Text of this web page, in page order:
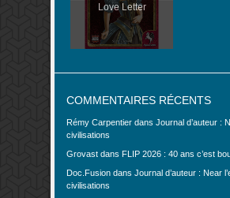
Love Letter
COMMENTAIRES RÉCENTS
Rémy Carpentier dans Journal d’auteur :
civilisations
Grovast dans FLIP 2026 : 40 ans c’est
Doc.Fusion dans Journal d’auteur : Near
civilisations